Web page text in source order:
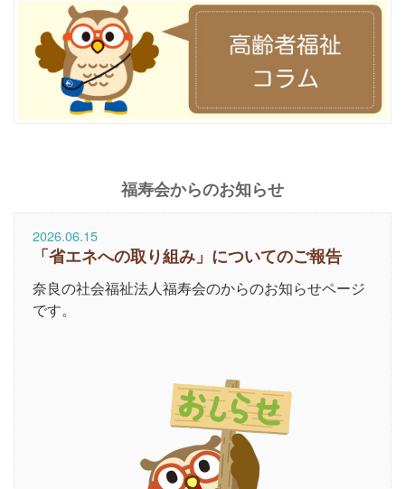
福寿会からのお知らせ
2026.06.15
「省エネへの取り組み」についてのご報告
奈良の社会福祉法人福寿会のからのお知らせページ
です。